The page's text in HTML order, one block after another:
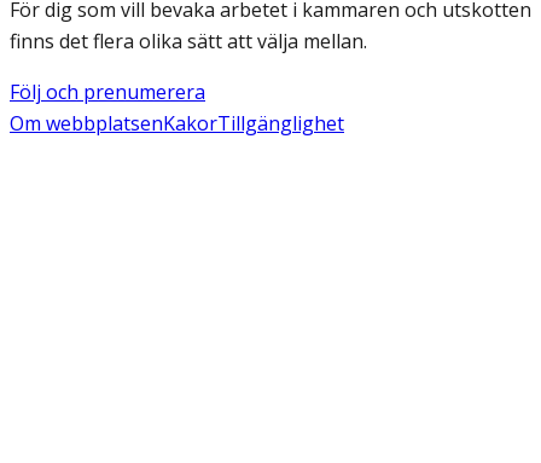
För dig som vill bevaka arbetet i kammaren och utskotten
finns det flera olika sätt att välja mellan.
Följ och prenumerera
Om webbplatsenKakorTillgänglighet